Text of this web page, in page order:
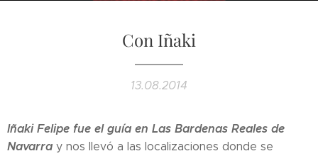
Con Iñaki
13.08.2014
Iñaki Felipe fue el guía en Las Bardenas Reales de
Navarra y nos llevó a las localizaciones donde se